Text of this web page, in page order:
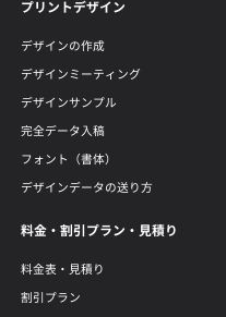
プリントデザイン
デザインの作成
デザインミーティング
デザインサンプル
完全データ入稿
フォント（書体）
デザインデータの送り方
料金・割引プラン・見積り
料金表・見積り
割引プラン